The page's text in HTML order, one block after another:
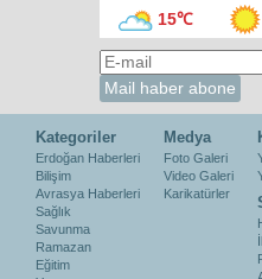
15℃
Kategoriler
Erdoğan Haberleri
Bilişim
Avrasya Haberleri
Sağlık
Savunma
Ramazan
Eğitim
Medya
Foto Galeri
Video Galeri
Karikatürler